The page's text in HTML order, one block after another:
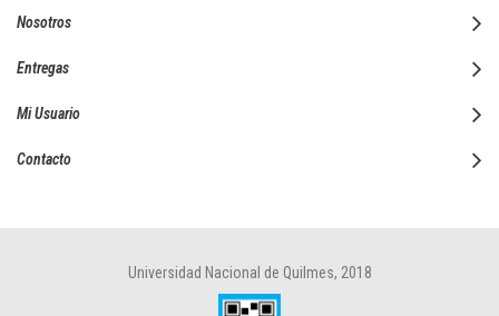
Nosotros
Entregas
Mi Usuario
Contacto
Universidad Nacional de Quilmes, 2018